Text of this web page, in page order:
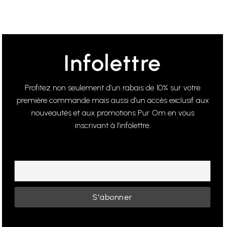
Infolettre
Profitez non seulement d’un rabais de 10% sur votre
première commande mais aussi d’un accès exclusif aux
nouveautés et aux promotions Pur Om en vous
inscrivant à l’infolettre.